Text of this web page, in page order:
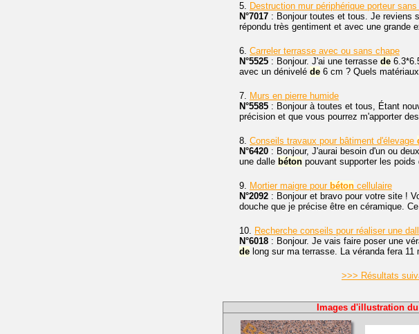
5. Destruction mur périphérique porteur sans
N°7017 : Bonjour toutes et tous. Je reviens
répondu très gentiment et avec une grande
6. Carreler terrasse avec ou sans chape
N°5525 : Bonjour. J'ai une terrasse de
avec un dénivelé de 6 cm ? Quels matériaux
7. Murs en pierre humide
N°5585 : Bonjour à toutes et tous, Étant
précision et que vous pourrez m'apporter
8. Conseils travaux pour bâtiment d'élevage
N°6420 : Bonjour, J'aurai besoin d'un ou
une dalle béton pouvant supporter les
9. Mortier maigre pour béton cellulaire
N°2092 : Bonjour et bravo pour votre site !
douche que je précise être en céramique.
10. Recherche conseils pour réaliser une
N°6018 : Bonjour. Je vais faire poser une
de long sur ma terrasse. La véranda fera
>>> Résultats
Images d'illustration